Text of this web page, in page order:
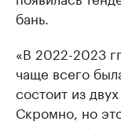
бань.
«В 2022-2023
чаще всего
состоит из
Скромно, но